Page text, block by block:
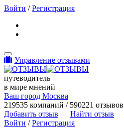
Войти /Регистрация
Toggle navigation
Управление отзывами
путеводитель
в мире мнений
Ваш город Москва
219535 компаний / 590221 отзывов
Добавить отзыв
Найти отзыв
Войти /Регистрация